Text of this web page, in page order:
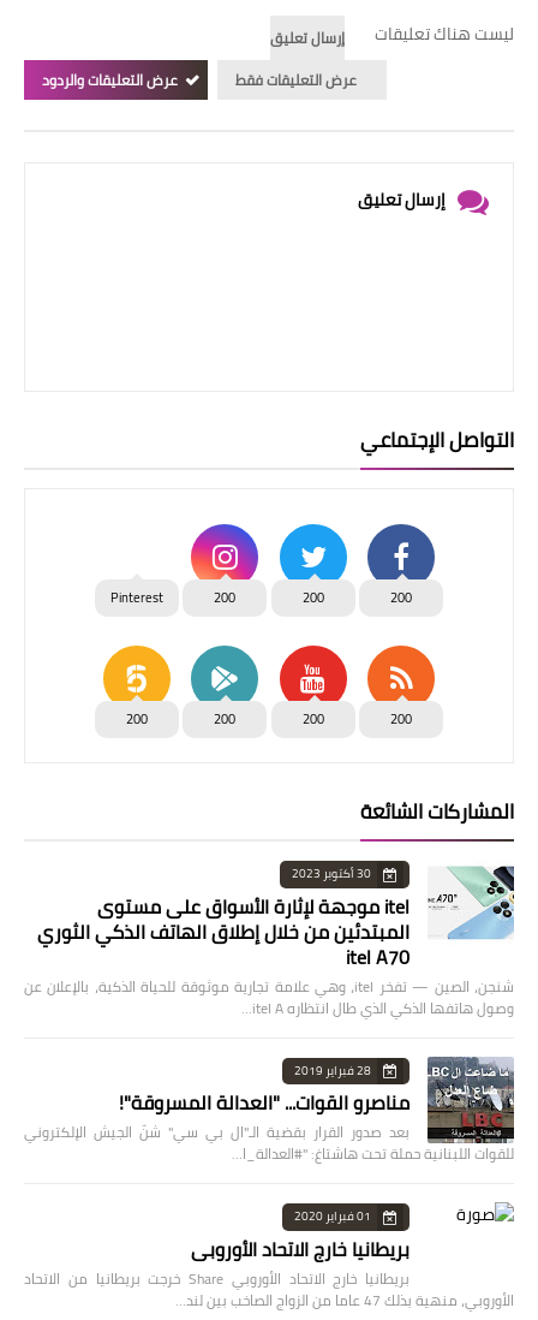
ليست هناك تعليقات
إرسال تعليق
عرض التعليقات فقط
عرض التعليقات والردود
إرسال تعليق
التواصل الإجتماعي
200
200
200
Pinterest
200
200
200
200
المشاركات الشائعة
30 أكتوبر 2023
itel موجهة لإثارة الأسواق على مستوى
المبتدئين من خلال إطلاق الهاتف الذكي الثوري
itel A70
شنجن، الصين — تفخر itel، وهي علامة تجارية موثوقة للحياة الذكية، بالإعلان عن
وصول هاتفها الذكي الذي طال انتظاره itel A…
28 فبراير 2019
مناصرو القوات... "العدالة المسروقة"!
بعد صدور القرار بقضية الـ"ال بي سي" شنّ الجيش الإلكتروني
للقوات اللبنانية حملة تحت هاشتاغ: "#العدالة_ا…
01 فبراير 2020
بريطانيا خارج الاتحاد الأوروبي
بريطانيا خارج الاتحاد الأوروبي Share خرجت بريطانيا من الاتحاد
الأوروبي، منهية بذلك 47 عاما من الزواج الصاخب بين لند…